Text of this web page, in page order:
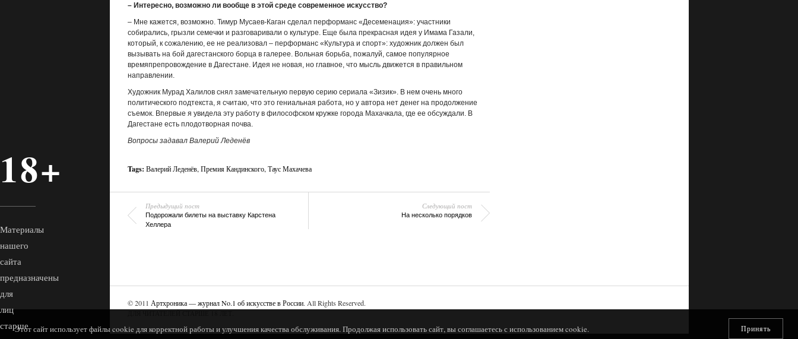
– Интересно, возможно ли вообще в этой среде современное искусство?
– Мне кажется, возможно. Тимур Мусаев-Каган сделал перформанс «Десеменация»: участники
собирались, грызли семечки и разговаривали о культуре. Еще была прекрасная идея у Имама Газали,
который, к сожалению, ее не реализовал – перформанс «Культура и спорт»: художник должен был
вызывать на бой дагестанского борца в галерее. Вольная борьба, пожалуй, самое популярное
времяпрепровождение в Дагестане. Идея не новая, но главное, что мысль движется в правильном
направлении.
Художник Мурад Халилов cнял замечательную первую серию сериала «Зизик». В нем очень много
политического подтекста, я считаю, что это гениальная работа, но у автора нет денег на продолжение
съемок. Впервые я увидела эту работу в философском кружке города Махачкала, где ее обсуждали. В
Дагестане есть плодотворная почва.
Вопросы задавал Валерий Леденёв
Tags: Валерий Леденёв, Премия Кандинского, Таус Махачева
Предыдущий пост
Подорожали билеты на выставку Карстена
Хеллера
Следующий пост
На несколько порядков
© 2011 Артхроника — журнал No.1 об искусстве в России. All Rights Reserved.
18+
Материалы
нашего
сайта
предназначены
для
лиц
старшеЭтот сайт использует файлы cookie для корректной работы и улучшения качества обслуживания. Продолжая использовать сайт, вы соглашаетесь с использованием cookie. Принять